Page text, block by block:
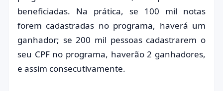
beneficiadas. Na prática, se 100 mil notas
forem cadastradas no programa, haverá um
ganhador; se 200 mil pessoas cadastrarem o
seu CPF no programa, haverão 2 ganhadores,
e assim consecutivamente.